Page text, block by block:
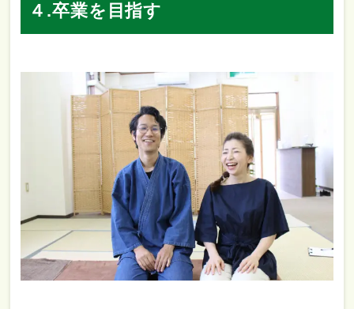
４.卒業を目指す